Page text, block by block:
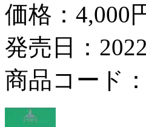
価格： 4,000
発売日：
商品コード